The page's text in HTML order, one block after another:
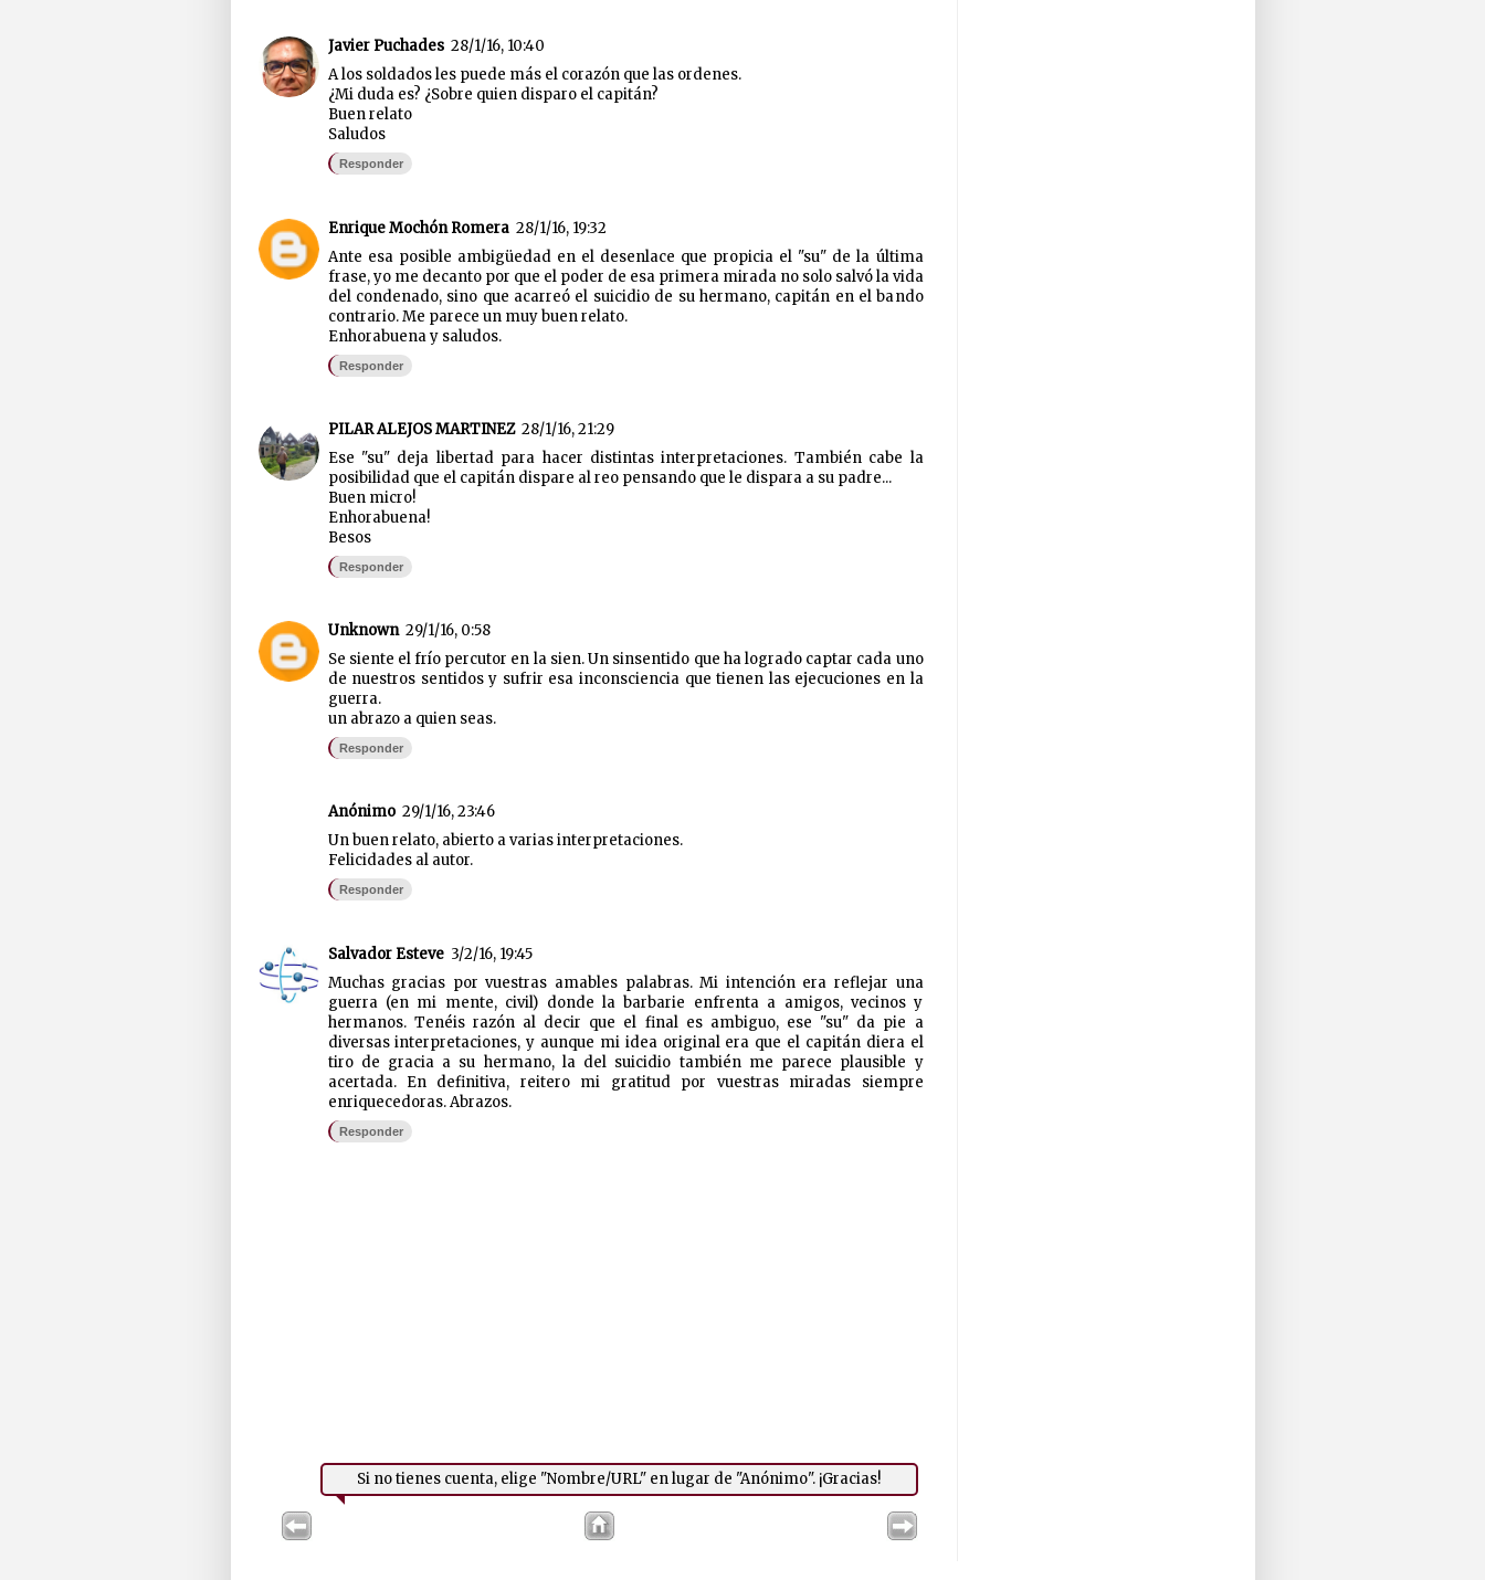
Javier Puchades 28/1/16, 10:40
A los soldados les puede más el corazón que las ordenes.
¿Mi duda es? ¿Sobre quien disparo el capitán?
Buen relato
Saludos
Responder
Enrique Mochón Romera 28/1/16, 19:32
Ante esa posible ambigüedad en el desenlace que propicia el "su" de la última
frase, yo me decanto por que el poder de esa primera mirada no solo salvó la vida
del condenado, sino que acarreó el suicidio de su hermano, capitán en el bando
contrario. Me parece un muy buen relato.
Enhorabuena y saludos.
Responder
PILAR ALEJOS MARTINEZ 28/1/16, 21:29
Ese "su" deja libertad para hacer distintas interpretaciones. También cabe la
posibilidad que el capitán dispare al reo pensando que le dispara a su padre...
Buen micro!
Enhorabuena!
Besos
Responder
Unknown 29/1/16, 0:58
Se siente el frío percutor en la sien. Un sinsentido que ha logrado captar cada uno
de nuestros sentidos y sufrir esa inconsciencia que tienen las ejecuciones en la
guerra.
un abrazo a quien seas.
Responder
Anónimo 29/1/16, 23:46
Un buen relato, abierto a varias interpretaciones.
Felicidades al autor.
Responder
Salvador Esteve 3/2/16, 19:45
Muchas gracias por vuestras amables palabras. Mi intención era reflejar una
guerra (en mi mente, civil) donde la barbarie enfrenta a amigos, vecinos y
hermanos. Tenéis razón al decir que el final es ambiguo, ese "su" da pie a
diversas interpretaciones, y aunque mi idea original era que el capitán diera el
tiro de gracia a su hermano, la del suicidio también me parece plausible y
acertada. En definitiva, reitero mi gratitud por vuestras miradas siempre
enriquecedoras. Abrazos.
Responder
Si no tienes cuenta, elige "Nombre/URL" en lugar de "Anónimo". ¡Gracias!